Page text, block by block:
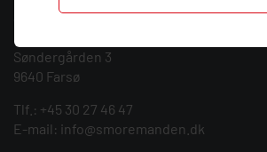
Smøremanden A/S
Søndergården 3
9640 Farsø
Tlf.: +45 30 27 46 47
E-mail: info@smoremanden.dk